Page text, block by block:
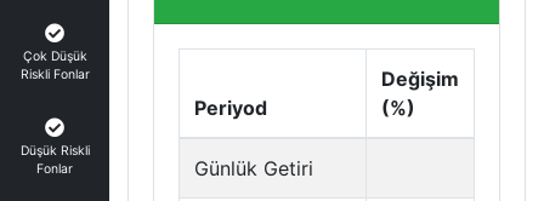
Çok Düşük
Riskli Fonlar
Düşük Riskli
Fonlar
Periyod
Değişim
(%)
Günlük Getiri